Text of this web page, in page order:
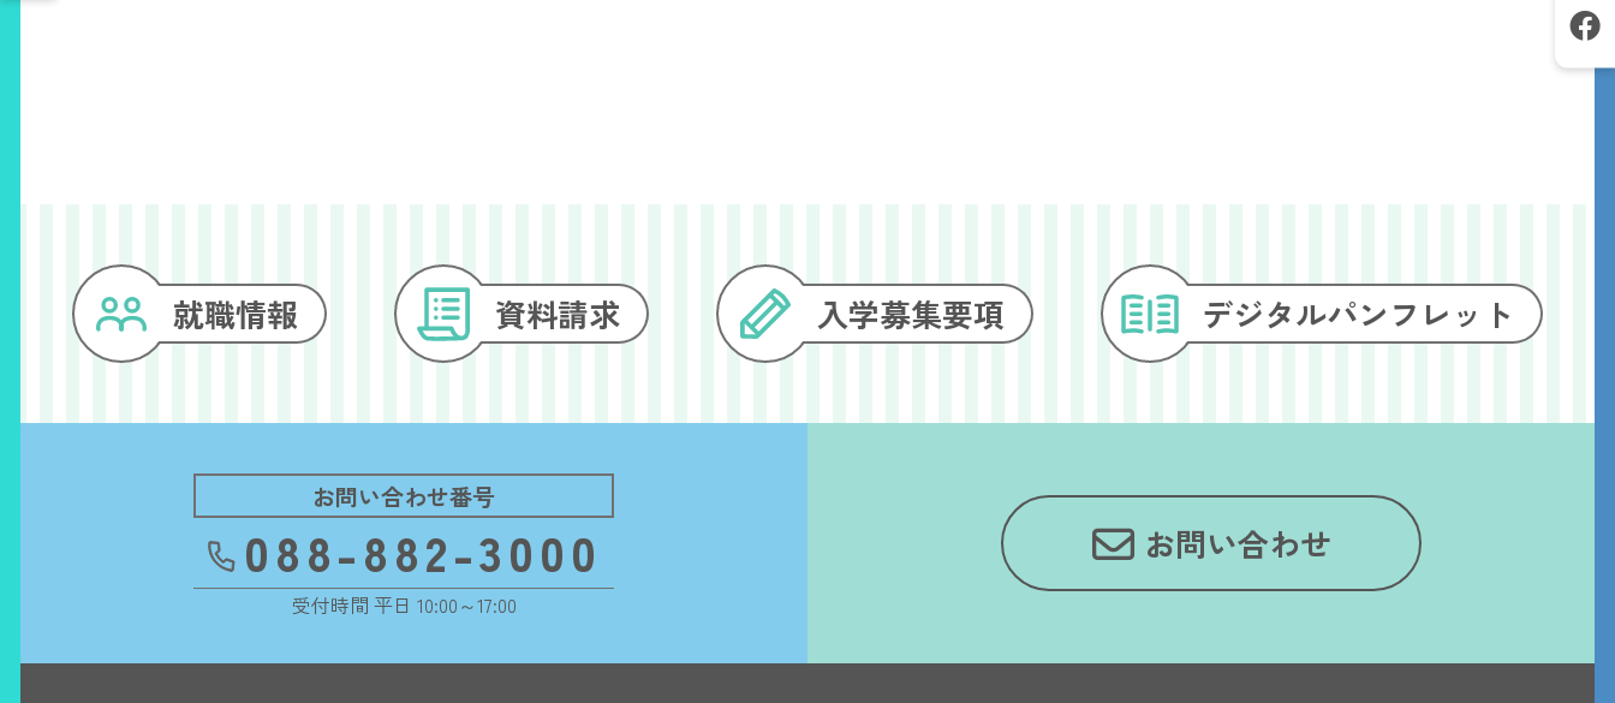
就職情報 資料請求 入学募集要項 デジタルパンフレット
お問い合わせ番号
088-882-3000
受付時間 平日 10:00～17:00
お問い合わせ